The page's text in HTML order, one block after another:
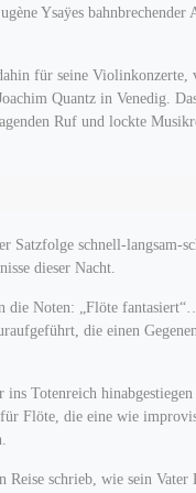
Ysaÿes
für seine
Quantz in Venedig.
Ruf und lockte
Satzfolge schnell-langsam-
dieser Nacht.
Noten: „Flöte
die einen
Totenreich
Flöte, die eine wie
schrieb, wie sein Vater